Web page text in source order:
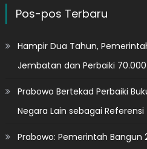
Pos-pos Terbaru
Hampir Dua Tahun,
Jembatan dan Perbaiki
Prabowo Bertekad Perbaiki
Negara Lain sebagai Referensi
Prabowo: Pemerintah Bangun